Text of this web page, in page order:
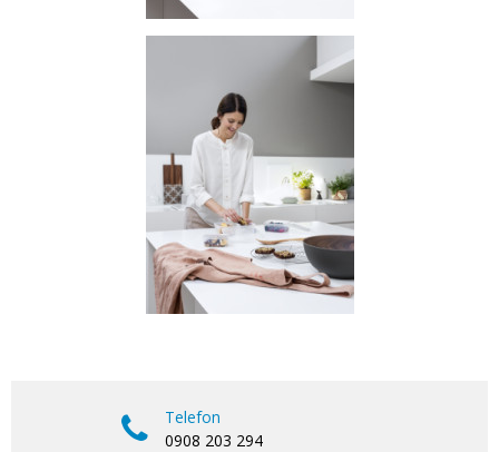
Telefon
0908 203 294